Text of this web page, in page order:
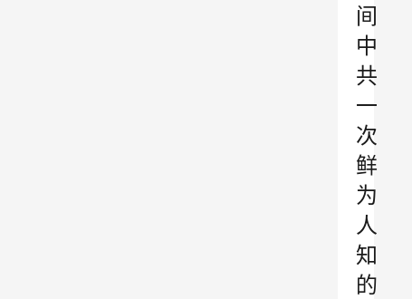
间
中
共
一
次
鲜
为
人
知
的